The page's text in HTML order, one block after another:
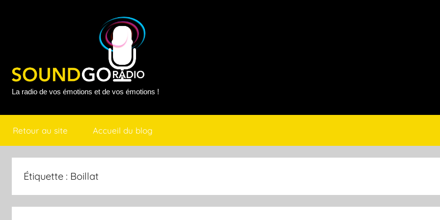
Sound
Go
Radio
La radio de vos émotions et de vos émotions !
Retour au site Accueil du blog
Étiquette : Boillat